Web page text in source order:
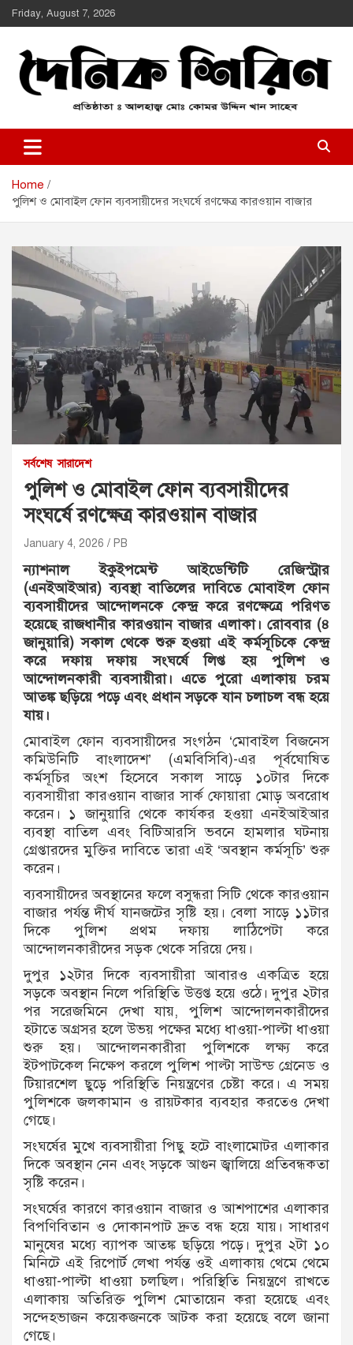
Skip
to
Friday, August 7, 2026
Daily Shirin
Home
পুলিশ ও মোবাইল ফোন ব্যবসায়ীদের সংঘর্ষে রণক্ষেত্র কারওয়ান বাজার
সর্বশেষ সারাদেশ
পুলিশ ও মোবাইল ফোন ব্যবসায়ীদের
সংঘর্ষে রণক্ষেত্র কারওয়ান বাজার
January 4, 2026 PB
ন্যাশনাল ইকুইপমেন্ট আইডেন্টিটি রেজিস্ট্রার
(এনইআইআর) ব্যবস্থা বাতিলের দাবিতে মোবাইল ফোন
ব্যবসায়ীদের আন্দোলনকে কেন্দ্র করে রণক্ষেত্রে পরিণত
হয়েছে রাজধানীর কারওয়ান বাজার এলাকা। রোববার (৪
জানুয়ারি) সকাল থেকে শুরু হওয়া এই কর্মসূচিকে কেন্দ্র
করে দফায় দফায় সংঘর্ষে লিপ্ত হয় পুলিশ ও
আন্দোলনকারী ব্যবসায়ীরা। এতে পুরো এলাকায় চরম
আতঙ্ক ছড়িয়ে পড়ে এবং প্রধান সড়কে যান চলাচল বন্ধ হয়ে
যায়।
মোবাইল ফোন ব্যবসায়ীদের সংগঠন ‘মোবাইল বিজনেস
কমিউনিটি বাংলাদেশ’ (এমবিসিবি)-এর পূর্বঘোষিত
কর্মসূচির অংশ হিসেবে সকাল সাড়ে ১০টার দিকে
ব্যবসায়ীরা কারওয়ান বাজার সার্ক ফোয়ারা মোড় অবরোধ
করেন। ১ জানুয়ারি থেকে কার্যকর হওয়া এনইআইআর
ব্যবস্থা বাতিল এবং বিটিআরসি ভবনে হামলার ঘটনায়
গ্রেপ্তারদের মুক্তির দাবিতে তারা এই ‘অবস্থান কর্মসূচি’ শুরু
করেন।
ব্যবসায়ীদের অবস্থানের ফলে বসুন্ধরা সিটি থেকে কারওয়ান
বাজার পর্যন্ত দীর্ঘ যানজটের সৃষ্টি হয়। বেলা সাড়ে ১১টার
দিকে পুলিশ প্রথম দফায় লাঠিপেটা করে
আন্দোলনকারীদের সড়ক থেকে সরিয়ে দেয়।
দুপুর ১২টার দিকে ব্যবসায়ীরা আবারও একত্রিত হয়ে
সড়কে অবস্থান নিলে পরিস্থিতি উত্তপ্ত হয়ে ওঠে। দুপুর ২টার
পর সরেজমিনে দেখা যায়, পুলিশ আন্দোলনকারীদের
হটাতে অগ্রসর হলে উভয় পক্ষের মধ্যে ধাওয়া-পাল্টা ধাওয়া
শুরু হয়। আন্দোলনকারীরা পুলিশকে লক্ষ্য করে
ইটপাটকেল নিক্ষেপ করলে পুলিশ পাল্টা সাউন্ড গ্রেনেড ও
টিয়ারশেল ছুড়ে পরিস্থিতি নিয়ন্ত্রণের চেষ্টা করে। এ সময়
পুলিশকে জলকামান ও রায়টকার ব্যবহার করতেও দেখা
গেছে।
সংঘর্ষের মুখে ব্যবসায়ীরা পিছু হটে বাংলামোটর এলাকার
দিকে অবস্থান নেন এবং সড়কে আগুন জ্বালিয়ে প্রতিবন্ধকতা
সৃষ্টি করেন।
সংঘর্ষের কারণে কারওয়ান বাজার ও আশপাশের এলাকার
বিপণিবিতান ও দোকানপাট দ্রুত বন্ধ হয়ে যায়। সাধারণ
মানুষের মধ্যে ব্যাপক আতঙ্ক ছড়িয়ে পড়ে। দুপুর ২টা ১০
মিনিটে এই রিপোর্ট লেখা পর্যন্ত ওই এলাকায় থেমে থেমে
ধাওয়া-পাল্টা ধাওয়া চলছিল। পরিস্থিতি নিয়ন্ত্রণে রাখতে
এলাকায় অতিরিক্ত পুলিশ মোতায়েন করা হয়েছে এবং
সন্দেহভাজন কয়েকজনকে আটক করা হয়েছে বলে জানা
গেছে।